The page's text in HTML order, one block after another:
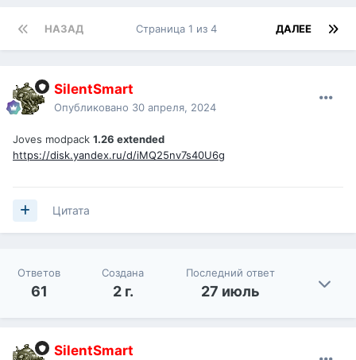
НАЗАД ДАЛЕЕ
Страница 1 из 4
SilentSmart
Опубликовано 30 апреля, 2024
Joves modpack 1.26 extended
https://disk.yandex.ru/d/iMQ25nv7s40U6g
Цитата
Ответов
61
Создана
2 г.
Последний ответ
27 июль
SilentSmart